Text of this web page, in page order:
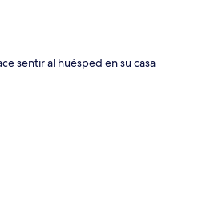
sentir al huésped en su casa